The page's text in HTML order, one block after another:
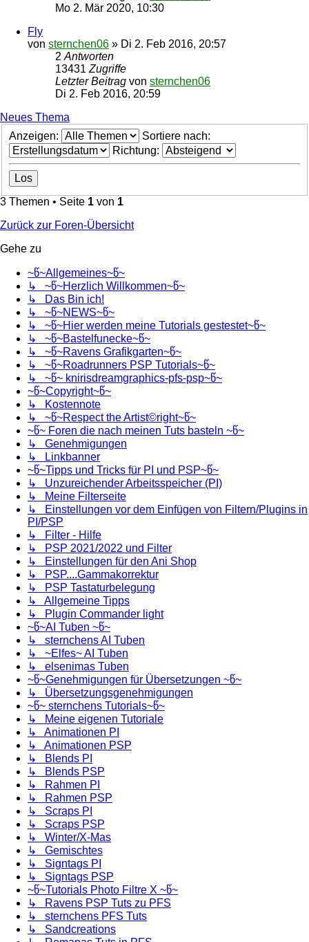
Mo 2. Mär 2020, 10:30
Fly
von sternchen06 » Di 2. Feb 2016, 20:57
2 Antworten
13431 Zugriffe
Letzter Beitrag von sternchen06
Di 2. Feb 2016, 20:59
Neues Thema
Anzeigen:
Sortiere nach:
Richtung:
3 Themen • Seite 1 von 1
Zurück zur Foren-Übersicht
Gehe zu
~წ~Allgemeines~წ~
↳ ~წ~Herzlich Willkommen~წ~
↳ Das Bin ich!
↳ ~წ~NEWS~წ~
↳ ~წ~Hier werden meine Tutorials gestestet~წ~
↳ ~წ~Bastelfunecke~წ~
↳ ~წ~Ravens Grafikgarten~წ~
↳ ~წ~Roadrunners PSP Tutorials~წ~
↳ ~წ~ knirisdreamgraphics-pfs-psp~წ~
~წ~Copyright~წ~
↳ Kostennote
↳ ~წ~Respect the Artist©right~წ~
~წ~ Foren die nach meinen Tuts basteln ~წ~
↳ Genehmigungen
↳ Linkbanner
~წ~Tipps und Tricks für PI und PSP~წ~
↳ Unzureichender Arbeitsspeicher (PI)
↳ Meine Filterseite
↳ Einstellungen vor dem Einfügen von Filtern/Plugins in
PI/PSP
↳ Filter - Hilfe
↳ PSP 2021/2022 und Filter
↳ Einstellungen für den Ani Shop
↳ PSP....Gammakorrektur
↳ PSP Tastaturbelegung
↳ Allgemeine Tipps
↳ Plugin Commander light
~წ~AI Tuben ~წ~
↳ sternchens AI Tuben
↳ ~Elfes~ AI Tuben
↳ elsenimas Tuben
~წ~Genehmigungen für Übersetzungen ~წ~
↳ Übersetzungsgenehmigungen
~წ~ sternchens Tutorials~წ~
↳ Meine eigenen Tutoriale
↳ Animationen PI
↳ Animationen PSP
↳ Blends PI
↳ Blends PSP
↳ Rahmen PI
↳ Rahmen PSP
↳ Scraps PI
↳ Scraps PSP
↳ Winter/X-Mas
↳ Gemischtes
↳ Signtags PI
↳ Signtags PSP
~წ~Tutorials Photo Filtre X ~წ~
↳ Ravens PSP Tuts zu PFS
↳ sternchens PFS Tuts
↳ Sandcreations